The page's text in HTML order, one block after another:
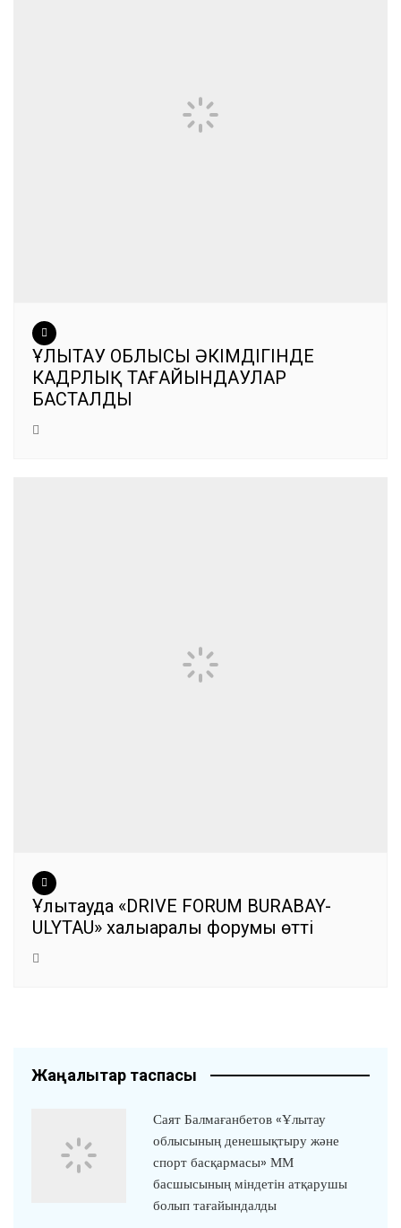
ҰЛЫТАУ ОБЛЫСЫ ӘКІМДІГІНДЕ
КАДРЛЫҚ ТАҒАЙЫНДАУЛАР
БАСТАЛДЫ
Ұлытауда «DRIVE FORUM BURABAY-
ULYTAU» халықаралық форумы өтті
Жаңалықтар таспасы
Саят Балмағанбетов «Ұлытау
облысының денешықтыру және
спорт басқармасы» ММ
басшысының міндетін атқарушы
болып тағайындалды